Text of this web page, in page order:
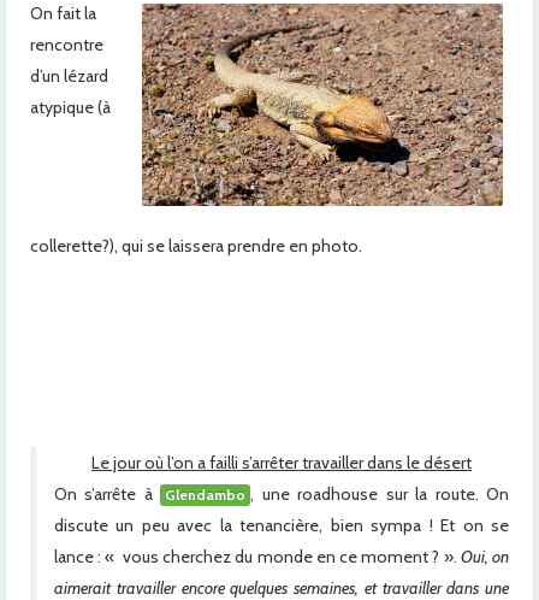
On fait la
rencontre
d’un lézard
atypique (à
collerette?), qui se laissera prendre en photo.
Le jour où l’on a failli s’arrêter travailler dans le désert
On s’arrête à Glendambo , une roadhouse sur la route. On
discute un peu avec la tenancière, bien sympa ! Et on se
lance : « vous cherchez du monde en ce moment ? ». Oui, on
aimerait travailler encore quelques semaines, et travailler dans une